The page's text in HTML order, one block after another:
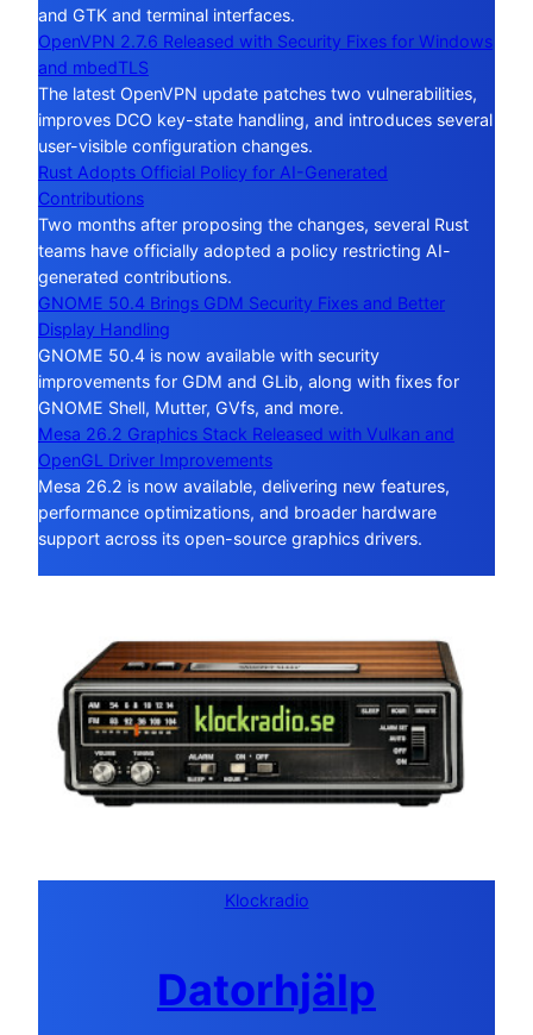
and GTK and terminal interfaces.
OpenVPN 2.7.6 Released with Security Fixes for Windows
and mbedTLS
The latest OpenVPN update patches two vulnerabilities,
improves DCO key-state handling, and introduces several
user-visible configuration changes.
Rust Adopts Official Policy for AI-Generated
Contributions
Two months after proposing the changes, several Rust
teams have officially adopted a policy restricting AI-
generated contributions.
GNOME 50.4 Brings GDM Security Fixes and Better
Display Handling
GNOME 50.4 is now available with security
improvements for GDM and GLib, along with fixes for
GNOME Shell, Mutter, GVfs, and more.
Mesa 26.2 Graphics Stack Released with Vulkan and
OpenGL Driver Improvements
Mesa 26.2 is now available, delivering new features,
performance optimizations, and broader hardware
support across its open-source graphics drivers.
Klockradio
Datorhjälp